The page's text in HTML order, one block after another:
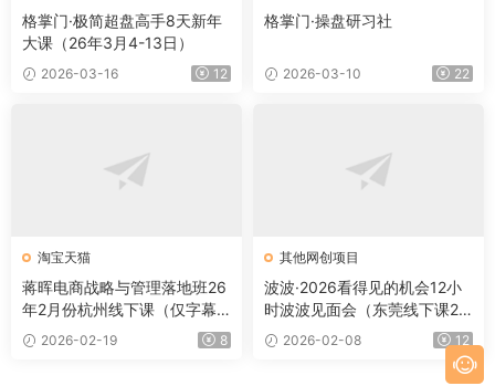
格掌门·极简超盘高手8天新年
大课（26年3月4-13日）
2026-03-16 12
格掌门·操盘研习社
2026-03-10 22
淘宝天猫
蒋晖电商战略与管理落地班26
年2月份杭州线下课（仅字幕
+课件）
2026-02-19 8
其他网创项目
波波·2026看得见的机会12小
时波波见面会（东莞线下课2
月1日）
2026-02-08 12